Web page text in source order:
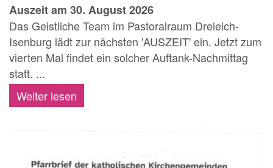
Auszeit am 30. August 2026
Das Geistliche Team im Pastoralraum Dreieich-
Isenburg lädt zur nächsten 'AUSZEIT' ein. Jetzt zum
vierten Mal findet ein solcher Auftank-Nachmittag
statt. ...
Weiter lesen